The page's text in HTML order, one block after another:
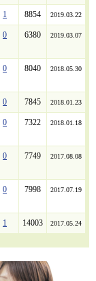
1 8854 2019.03.22
0 6380 2019.03.07
0 8040 2018.05.30
0 7845 2018.01.23
0 7322 2018.01.18
0 7749 2017.08.08
0 7998 2017.07.19
1 14003 2017.05.24